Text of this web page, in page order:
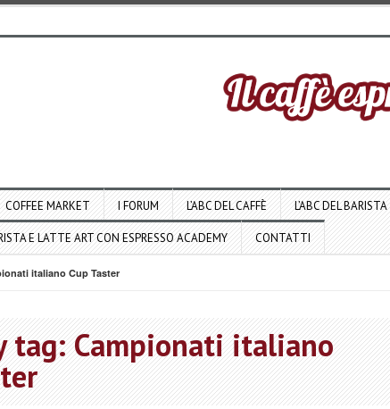
COFFEE MARKET I FORUM L’ABC DEL CAFFÈ L’ABC DEL BARISTA
E LATTE ART CON ESPRESSO ACADEMY CONTATTI
italiano Cup Taster
tag: Campionati italiano